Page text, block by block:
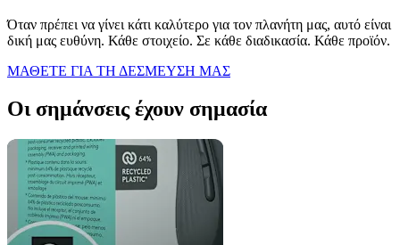
Όταν πρέπει να γίνει κάτι καλύτερο για τον πλανήτη μας, αυτό είναι
δική μας ευθύνη. Κάθε στοιχείο. Σε κάθε διαδικασία. Κάθε προϊόν.
ΜΑΘΕΤΕ ΓΙΑ ΤΗ ΔΕΣΜΕΥΣΗ ΜΑΣ
Οι σημάνσεις έχουν σημασία